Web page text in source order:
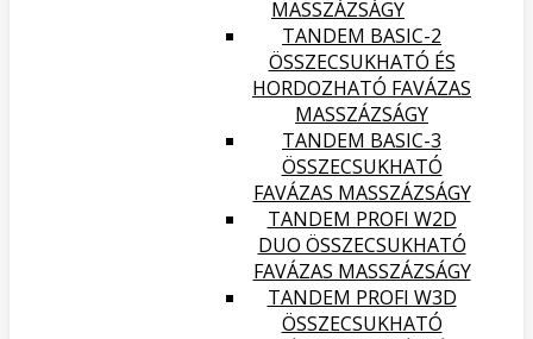
MASSZÁZSÁGY
TANDEM BASIC-2
ÖSSZECSUKHATÓ ÉS
HORDOZHATÓ FAVÁZAS
MASSZÁZSÁGY
TANDEM BASIC-3
ÖSSZECSUKHATÓ
FAVÁZAS MASSZÁZSÁGY
TANDEM PROFI W2D
DUO ÖSSZECSUKHATÓ
FAVÁZAS MASSZÁZSÁGY
TANDEM PROFI W3D
ÖSSZECSUKHATÓ